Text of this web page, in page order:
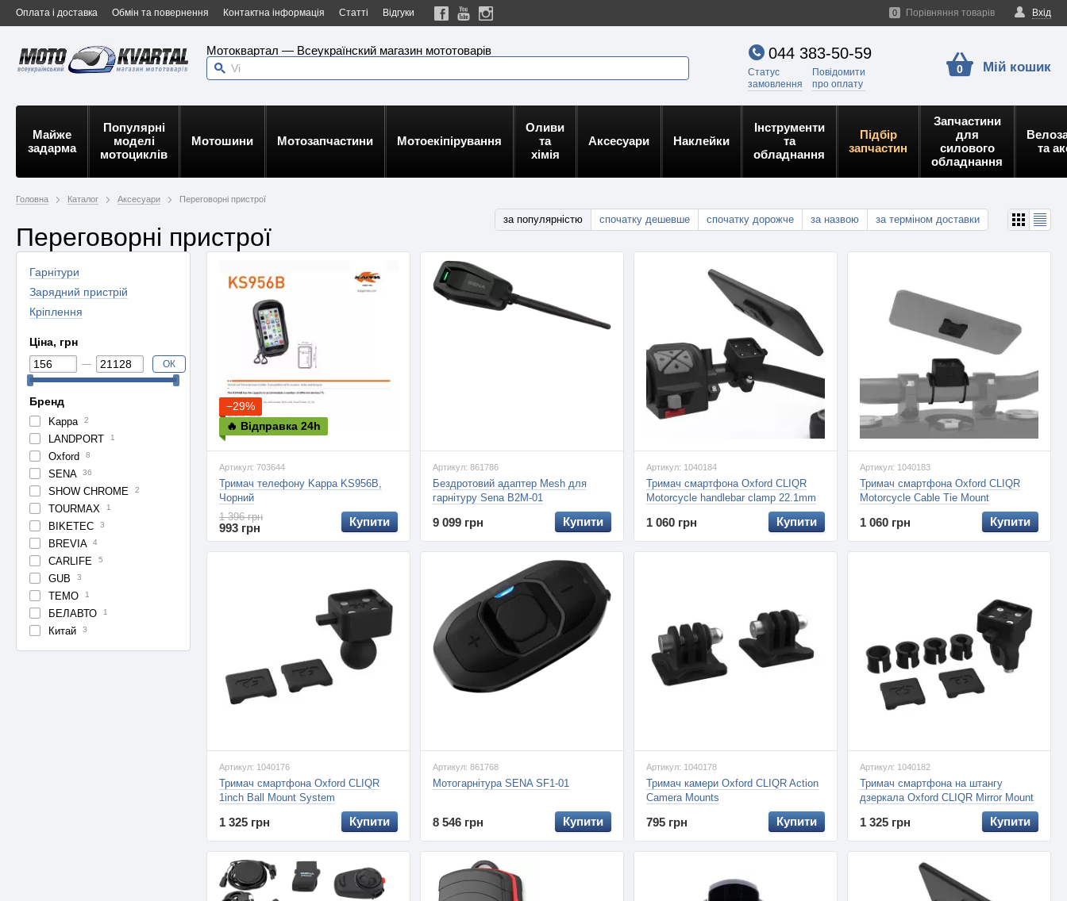
Оплата і доставка Обмін та повернення Контактна інформація Статті Відгуки Вхід
0 Порівняння товарів
Мотоквартал — Всеукраїнский магазин мототоварів 044 383-50-59
Статус
замовлення
Повідомити
про оплату
0 Мій кошик
Майже
задарма
Популярні
моделі
мотоциклів
Мотошини Мотозапчастини Мотоекіпірування
Оливи
та
хімія
Аксесуари Наклейки
Інструменти
та
обладнання
Підбір
запчастин
Запчастини
для
силового
обладнання
та
Головна Каталог Аксесуари Переговорні пристрої
Переговорні пристрої
за популярністю спочатку дешевше спочатку дорожче за назвою за терміном доставки
−29%
🔥 Відправка 24h
Артикул: 703644
Тримач телефону Kappa KS956B,
Чорний
1 396 грн
993 грн Купити
Артикул: 861786
Бездротовий адаптер Mesh для
гарнітуру Sena B2M-01
9 099 грн Купити
Артикул: 1040184
Тримач смартфона Oxford CLIQR
Motorcycle handlebar clamp 22.1mm
1 060 грн Купити
Артикул: 1040183
Тримач смартфона Oxford CLIQR
Motorcycle Cable Tie Mount
1 060 грн Купити
Артикул: 1040176
Тримач смартфона Oxford CLIQR
1inch Ball Mount System
1 325 грн Купити
Артикул: 861768
Мотогарнітура SENA SF1-01
8 546 грн Купити
Артикул: 1040178
Тримач камери Oxford CLIQR Action
Camera Mounts
795 грн Купити
Артикул: 1040182
Тримач смартфона на штангу
дзеркала Oxford CLIQR Mirror Mount
1 325 грн Купити
Гарнітури
Зарядний пристрій
Кріплення
Ціна, грн
ОК
Бренд
Kappa 2
LANDPORT 1
Oxford 8
SENA 36
SHOW CHROME 2
TOURMAX 1
BIKETEC 3
BREVIA 4
CARLIFE 5
GUB 3
TEMO 1
БЕЛАВТО 1
Китай 3